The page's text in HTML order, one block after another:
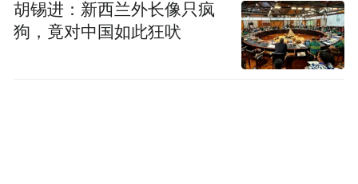
胡锡进：新西兰外长像只疯
狗，竟对中国如此狂吠